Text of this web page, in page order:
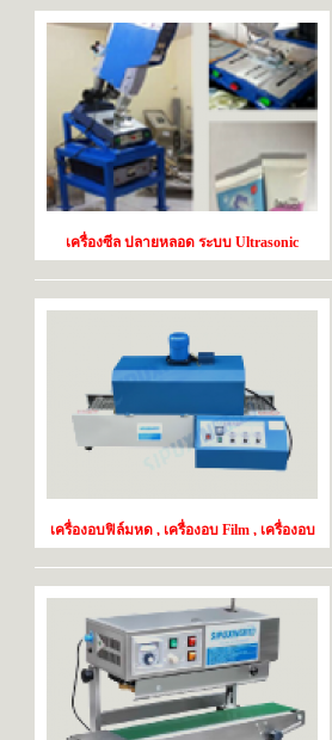
เครื่องซีล ปลายหลอด ระบบ Ultrasonic
เครื่องอบฟิล์มหด , เครื่องอบ Film , เครื่องอบ